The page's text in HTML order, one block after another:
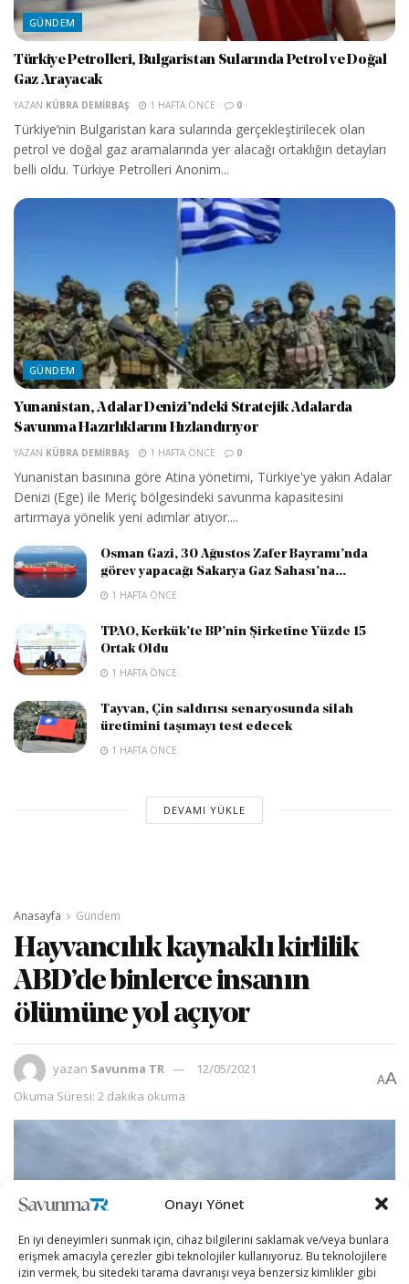
Onayı Yönet
En iyi deneyimleri sunmak için, cihaz bilgilerini saklamak ve/veya bunlara
erişmek amacıyla çerezler gibi teknolojiler kullanıyoruz. Bu teknolojilere
izin vermek, bu sitedeki tarama davranışı veya benzersiz kimlikler gibi
GÜNDEM
Türkiye Petrolleri, Bulgaristan Sularında Petrol ve Doğal
Gaz Arayacak
YAZAN KÜBRA DEMIRBAŞ 1 HAFTA ÖNCE 0
Türkiye’nin Bulgaristan kara sularında gerçekleştirilecek olan
petrol ve doğal gaz aramalarında yer alacağı ortaklığın detayları
belli oldu. Türkiye Petrolleri Anonim...
GÜNDEM
Yunanistan, Adalar Denizi’ndeki Stratejik Adalarda
Savunma Hazırlıklarını Hızlandırıyor
YAZAN KÜBRA DEMIRBAŞ 1 HAFTA ÖNCE 0
Yunanistan basınına göre Atina yönetimi, Türkiye'ye yakın Adalar
Denizi (Ege) ile Meriç bölgesindeki savunma kapasitesini
artırmaya yönelik yeni adımlar atıyor....
Osman Gazi, 30 Ağustos Zafer Bayramı’nda
görev yapacağı Sakarya Gaz Sahası’na...
1 HAFTA ÖNCE
TPAO, Kerkük’te BP’nin Şirketine Yüzde 15
Ortak Oldu
1 HAFTA ÖNCE
Tayvan, Çin saldırısı senaryosunda silah
üretimini taşımayı test edecek
1 HAFTA ÖNCE
DEVAMI YÜKLE
Anasayfa Gündem
Hayvancılık kaynaklı kirlilik
ABD’de binlerce insanın
ölümüne yol açıyor
yazan Savunma TR
12/05/2021
Okuma Süresi: 2 dakika okuma
AA